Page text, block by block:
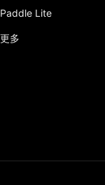
Paddle Lite
更多